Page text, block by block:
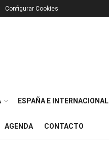
Configurar Cookies
ESPAÑA E INTERNACIONAL
AGENDA CONTACTO